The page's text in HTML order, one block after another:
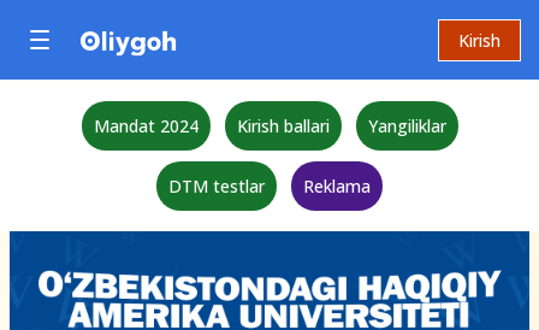
Kirish
Mandat 2024 Kirish ballari Yangiliklar
DTM testlar Reklama